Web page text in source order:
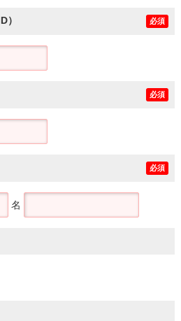
） 必須
必須
必須
名